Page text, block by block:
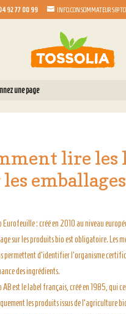
92 77 00 99
une page
lire les
Eurofeuille : créé en 2010 au niveau
sur les produits bio est obligatoire. Les
permettent d’identifier l’organisme
des ingrédients.
AB est le label français, créé en 1985, qui
les produits issus de l’agriculture